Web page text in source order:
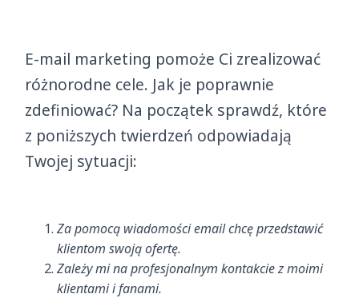
E-mail marketing pomoże Ci zrealizować
różnorodne cele. Jak je poprawnie
zdefiniować? Na początek sprawdź, które
z poniższych twierdzeń odpowiadają
Twojej sytuacji:
Za pomocą wiadomości email chcę przedstawić
klientom swoją ofertę.
Zależy mi na profesjonalnym kontakcie z moimi
klientami i fanami.